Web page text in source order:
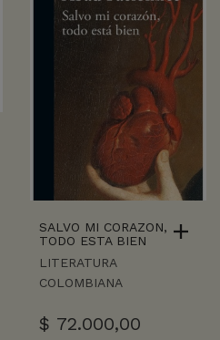
SALVO MI CORAZON,
TODO ESTA BIEN
LITERATURA
COLOMBIANA
$ 72.000,00